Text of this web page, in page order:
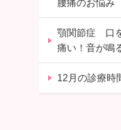
腰痛のお悩み
顎関節症 口
痛い！音が鳴
12月の診療時